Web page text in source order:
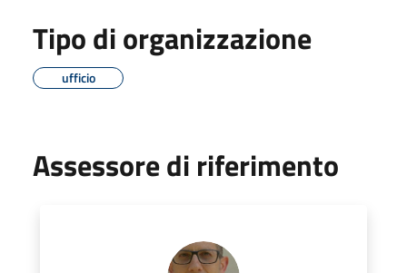
Tipo di organizzazione
ufficio
Assessore di riferimento